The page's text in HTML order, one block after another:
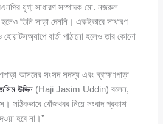
যুগ্ম সাধারণ সম্পাদক মো. নজরুল
তিনি সাড়া দেননি। একইভাবে সাধারণ
বার্তা পাঠানো হলেও তার কোনো
আসনের সংসদ সদস্য এবং ব্রাহ্মণপাড়া
উদ্দিন (Haji Jasim Uddin) বলেন,
সঠিকভাবে খোঁজখবর নিয়ে সংবাদ প্রকাশ
হবে না।”